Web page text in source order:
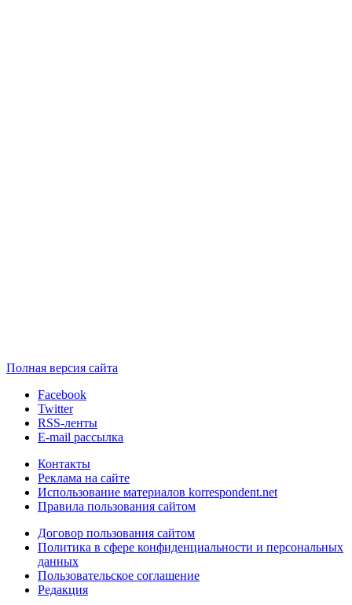
Полная версия сайта
Facebook
Twitter
RSS-ленты
E-mail рассылка
Контакты
Реклама на сайте
Использование материалов korrespondent.net
Правила пользования сайтом
Договор пользования сайтом
Политика в сфере конфиденциальности и персональных
данных
Пользовательское соглашение
Редакция